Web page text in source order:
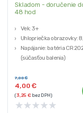
Skladom - doručenie
48 hod
Vek: 3+
Uhlopriečka obrazovky:
Napájanie: batéria CR
(súčasťou balenia)
14,2 x 21,5 cm
Dĺžka pera: 12,3 cm
4,00€
7,00€
(3,25€ bez DPH)
★★★★★